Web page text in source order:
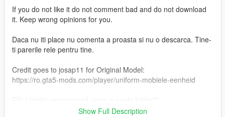
If you do not like it do not comment bad and do not download
it. Keep wrong opinions for you.
Daca nu iti place nu comenta a proasta si nu o descarca. Tine-
ti parerile rele pentru tine.
Credit goes to josap11 for Original Model:
https://ro.gta5-mods.com/player/uniform-mobiele-eenheid
Show Full Description